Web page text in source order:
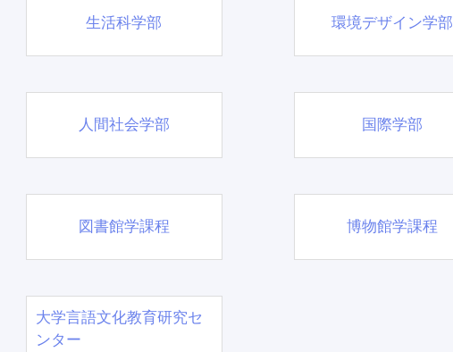
生活科学部 環境デザイン学部
人間社会学部 国際学部
図書館学課程 博物館学課程
大学言語文化教育研究セ
ンター